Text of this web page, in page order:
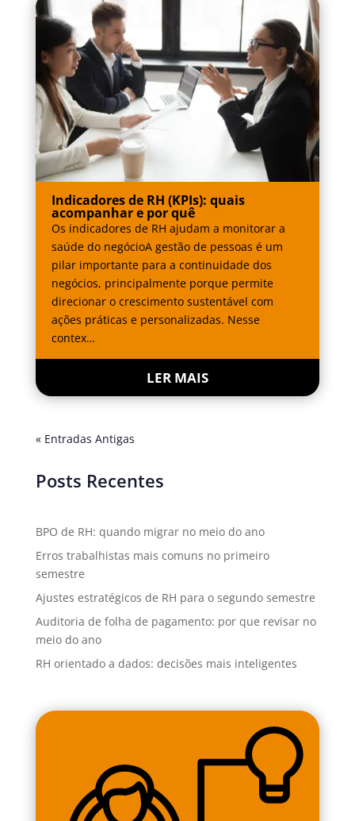
Indicadores de RH (KPIs): quais
acompanhar e por quê
Os indicadores de RH ajudam a monitorar a
saúde do negócioA gestão de pessoas é um
pilar importante para a continuidade dos
negócios, principalmente porque permite
direcionar o crescimento sustentável com
ações práticas e personalizadas. Nesse
contex…
LER MAIS
« Entradas Antigas
Posts Recentes
BPO de RH: quando migrar no meio do ano
Erros trabalhistas mais comuns no primeiro
semestre
Ajustes estratégicos de RH para o segundo semestre
Auditoria de folha de pagamento: por que revisar no
meio do ano
RH orientado a dados: decisões mais inteligentes